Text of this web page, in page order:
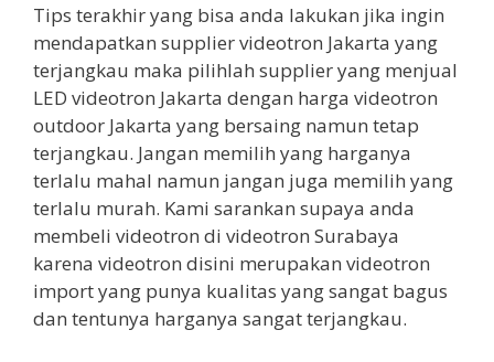
Tips terakhir yang bisa anda lakukan jika ingin
mendapatkan supplier videotron Jakarta yang
terjangkau maka pilihlah supplier yang menjual
LED videotron Jakarta dengan harga videotron
outdoor Jakarta yang bersaing namun tetap
terjangkau. Jangan memilih yang harganya
terlalu mahal namun jangan juga memilih yang
terlalu murah. Kami sarankan supaya anda
membeli videotron di videotron Surabaya
karena videotron disini merupakan videotron
import yang punya kualitas yang sangat bagus
dan tentunya harganya sangat terjangkau.